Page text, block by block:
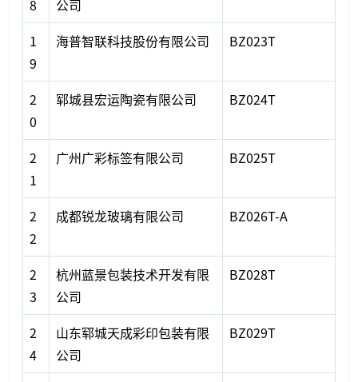
8
公司
1
9
海普智联科技股份有限公司 BZ023T
2
0
郓城县宏运陶瓷有限公司 BZ024T
2
1
广州广彩标签有限公司 BZ025T
2
2
成都锐龙玻璃有限公司 BZ026T-A
2
3
杭州蓝景包装技术开发有限
公司
BZ028T
2
4
山东郓城天成彩印包装有限
公司
BZ029T